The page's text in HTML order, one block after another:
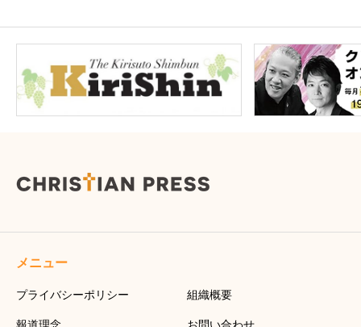
メニュー
プライバシーポリシー 組織概要